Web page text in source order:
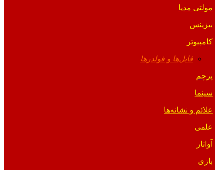
مولتی مدیا
بیزینس
کامپیوتر
فایل‌ها و فولدرها
پرچم
سینما
علائم و نشانه‌ها
علمی
آواتار
بازی